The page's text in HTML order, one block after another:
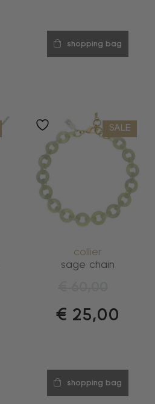
shopping bag
SALE
collier
sage chain
€ 25,00
shopping bag